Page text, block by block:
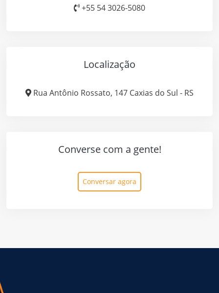
+55 54 3026-5080
Localização
Rua Antônio Rossato, 147 Caxias do Sul - RS
Converse com a gente!
Conversar agora